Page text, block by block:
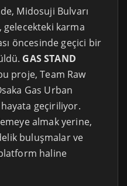
Midosuji Bulvarı
karma
öncesinde geçici bir
GAS STAND
proje, Team Raw
Gas Urban
geçiriliyor.
almak yerine,
buluşmalar ve
haline